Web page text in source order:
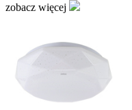
zobacz więcej